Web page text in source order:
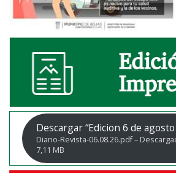
Descargar “Edicion 6 de
Diario-Revista-06.08.26.pdf –
7,11 MB